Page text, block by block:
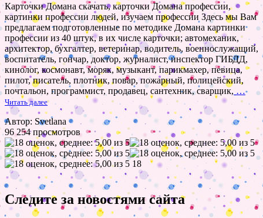
Карточки Домана скачать, карточки Домана профессии,
картинки профессии людей, изучаем профессии Здесь мы Вам
предлагаем подготовленные по методике Домана картинки
профессии из 40 штук, в их числе карточки; автомеханик,
архитектор, бухгалтер, ветеринар, водитель, военнослужащий,
воспитатель, гончар, доктор, журналист, инспектор ГИБДД,
кинолог, космонавт, моряк, музыкант, парикмахер, певица,
пилот, писатель, плотник, повар, пожарный, полицейский,
почтальон, программист, продавец, сантехник, сварщик, …
Читать далее
Автор: Svetlana
96 254 просмотров
18
Следите за новостями сайта